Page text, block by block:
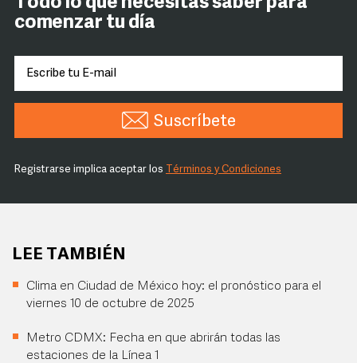
comenzar tu día
Suscríbete
Registrarse implica aceptar los Términos y Condiciones
LEE TAMBIÉN
Clima en Ciudad de México hoy: el pronóstico para el
viernes 10 de octubre de 2025
Metro CDMX: Fecha en que abrirán todas las
estaciones de la Línea 1